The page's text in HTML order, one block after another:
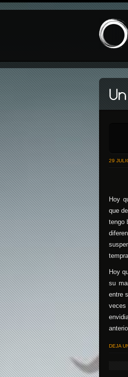
29
Hoy
que
tengo
Hoy
su
entre
veces
DEJA